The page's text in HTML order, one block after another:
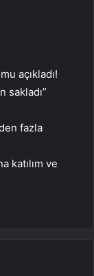
açıkladı!
sakladı”
fazla
katılım ve